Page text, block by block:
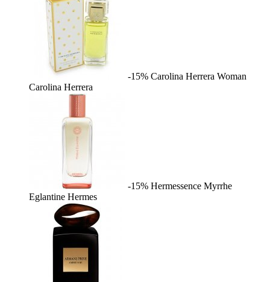
-15% Carolina Herrera Woman
Carolina Herrera
-15% Hermessence Myrrhe
Eglantine Hermes